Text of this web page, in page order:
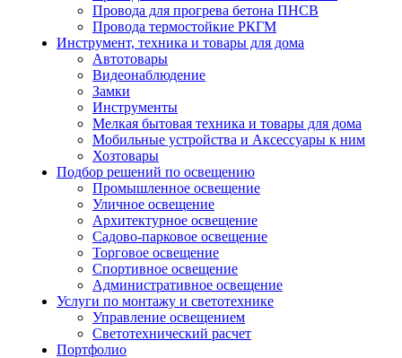
Провода для прогрева бетона ПНСВ
Провода термостойкие РКГМ
Инструмент, техника и товары для дома
Автотовары
Видеонаблюдение
Замки
Инструменты
Мелкая бытовая техника и товары для дома
Мобильные устройства и Аксессуары к ним
Хозтовары
Подбор решений по освещению
Промышленное освещение
Уличное освещение
Архитектурное освещение
Садово-парковое освещение
Торговое освещение
Спортивное освещение
Административное освещение
Услуги по монтажу и светотехнике
Управление освещением
Светотехнический расчет
Портфолио